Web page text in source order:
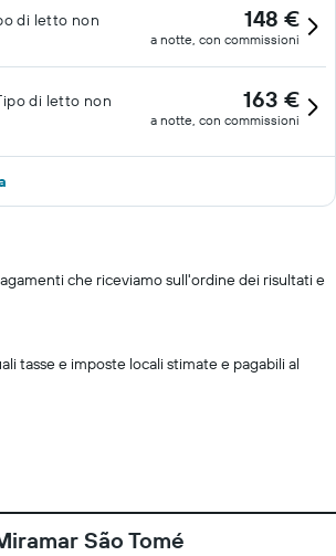
di letto non
148 €
a notte, con commissioni
di letto non
163 €
a notte, con commissioni
che riceviamo sull'ordine dei risultati e
tasse e imposte locali stimate e pagabili al
São Tomé